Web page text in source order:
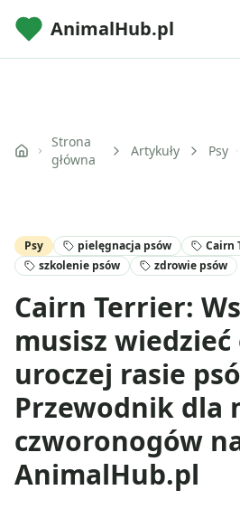
AnimalHub.pl
Strona
główna
Artykuły Psy
Psy pielęgnacja psów Cairn
szkolenie psów
zdrowie psów
Cairn Terrier:
musisz
uroczej rasie
Przewodnik dla
czworonogów
AnimalHub.pl